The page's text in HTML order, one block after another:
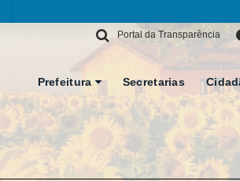
Portal da Transparência
Prefeitura Secretarias